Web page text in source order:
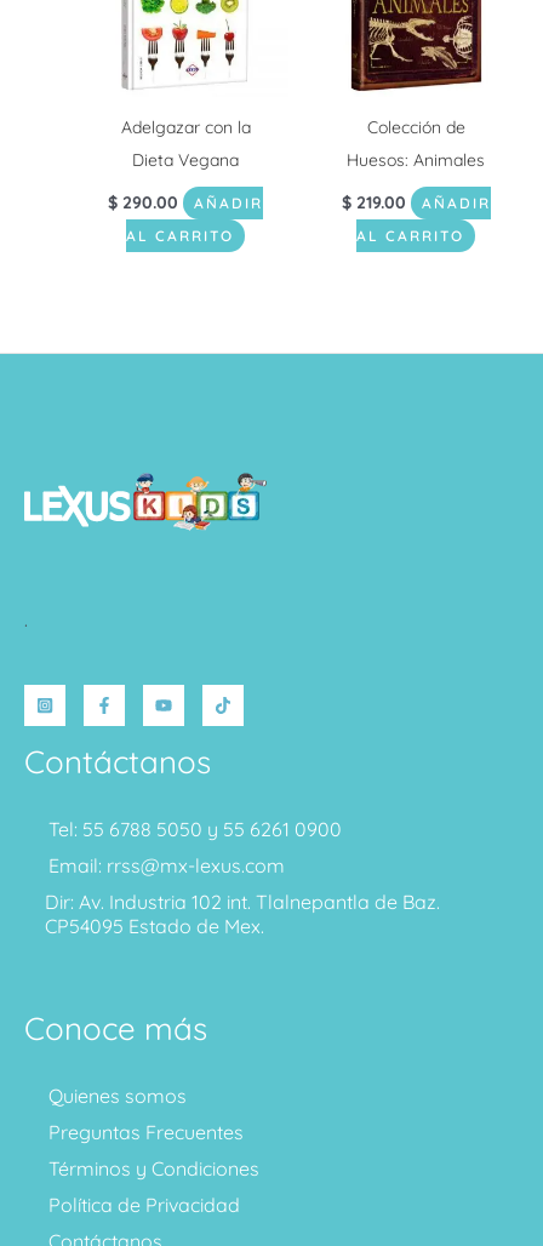
Adelgazar con la
Dieta Vegana
$ 290.00
AÑADIR
AL CARRITO
Colección de
Huesos: Animales
$219.00
AÑADIR
AL CARRITO
.
Contáctanos
Tel: 55 6788 5050 y 55 6261 0900
Email: rrss@mx-lexus.com
Dir: Av. Industria 102 int. Tlalnepantla de Baz.
CP54095 Estado de Mex.
Conoce más
Quienes somos
Preguntas Frecuentes
Términos y Condiciones
Política de Privacidad